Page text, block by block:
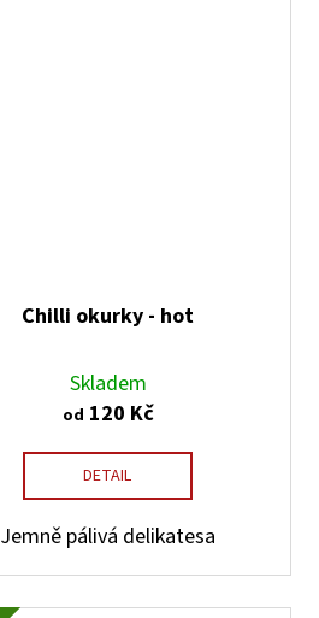
Chilli okurky - hot
Skladem
od 120 Kč
DETAIL
Jemně pálivá delikatesa